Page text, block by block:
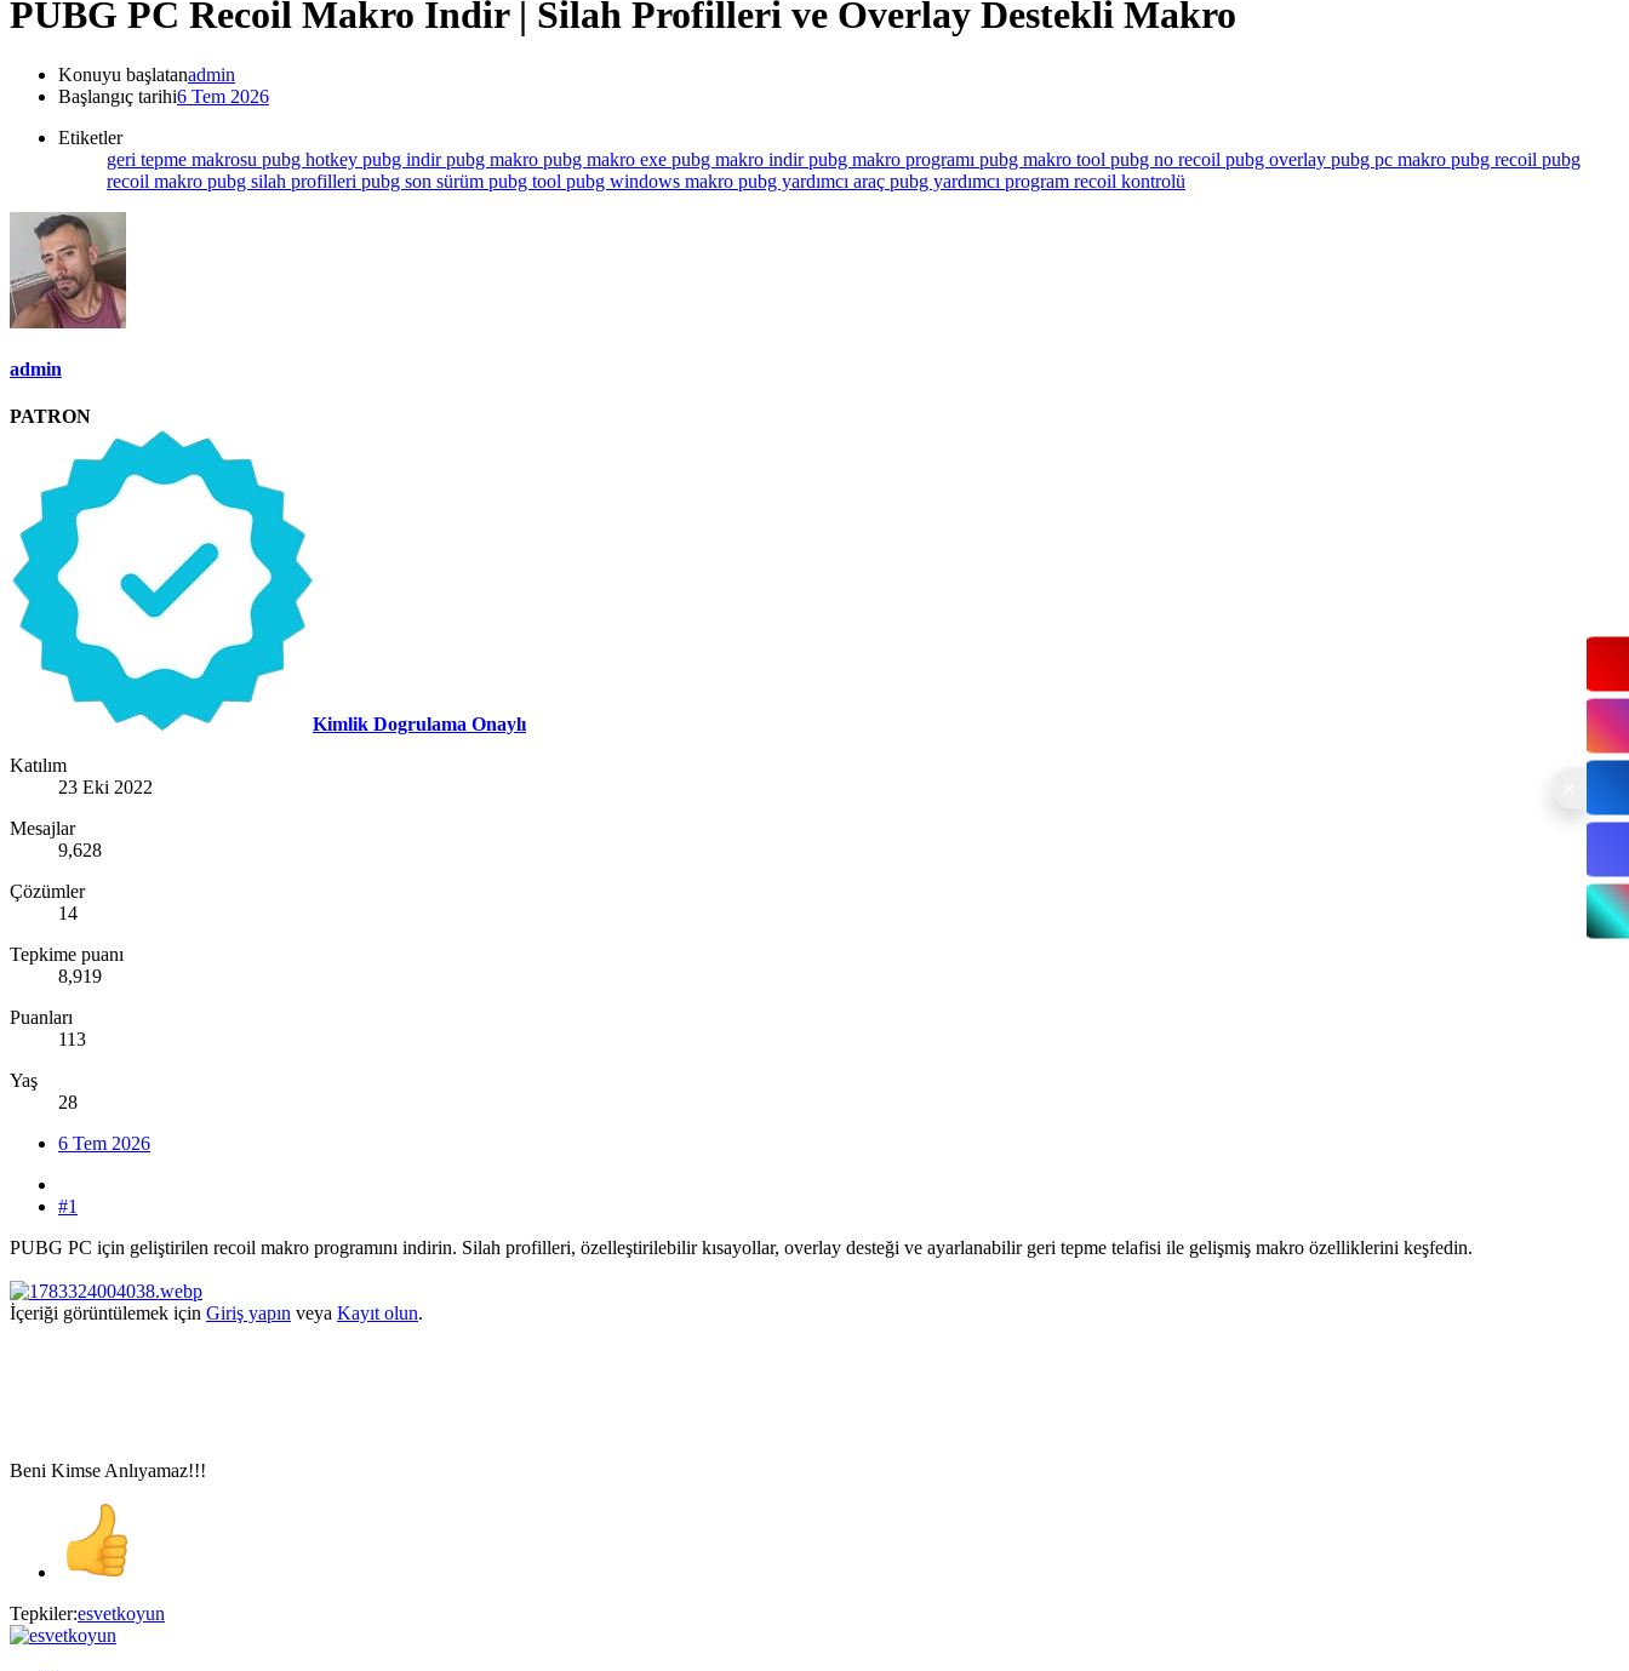
PUBG PC Recoil Makro İndir | Silah Profilleri ve Overlay Destekli Makro
Konuyu başlatanadmin
Başlangıç tarihi6 Tem 2026
Etiketler
geri tepme makrosu pubg hotkey pubg indirpubg makro pubg makro exe pubg makro indirpubg makro programı pubg makro tool pubg no recoil pubg overlay pubg pc makro pubg recoil pubg
recoil makro pubg silah profilleri pubg son sürüm pubg tool pubg windows makro pubg yardımcı araç pubg yardımcı program recoil kontrolü
admin
PATRON
Kimlik Dogrulama Onaylı
Katılım
23 Eki 2022
Mesajlar
9,628
Çözümler
14
Tepkime puanı
8,919
Puanları
113
Yaş
28
6 Tem 2026
#1
PUBG PC için geliştirilen recoil makro programını indirin. Silah profilleri, özelleştirilebilir kısayollar, overlay desteği ve ayarlanabilir geri tepme telafisi ile gelişmiş makro özelliklerini keşfedin.
İçeriği görüntülemek için Giriş yapın veya Kayıt olun.
Beni Kimse Anlıyamaz!!!
Tepkiler:esvetkoyun